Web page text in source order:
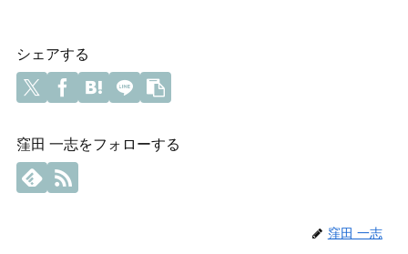
シェアする
窪田 一志をフォローする
窪田 一志